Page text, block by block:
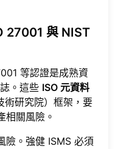
27001 與 NIST
等認證是成熟資
。這些 ISO 元資料
術研究院）框架，要
相關風險。
險。強健 ISMS 必須